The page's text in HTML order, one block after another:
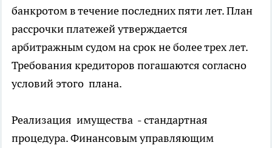
банкротом в течение последних пяти лет. План
рассрочки платежей утверждается
арбитражным судом на срок не более трех лет.
Требования кредиторов погашаются согласно
условий этого плана.
Реализация имущества - стандартная
процедура. Финансовым управляющим